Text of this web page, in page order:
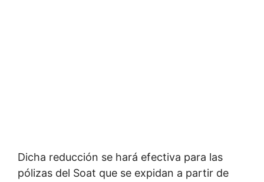
Dicha reducción se hará efectiva para las
pólizas del Soat que se expidan a partir de